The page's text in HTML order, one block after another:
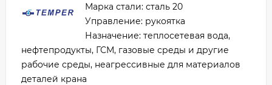
Марка стали: сталь 20
Управление: рукоятка
Назначение: теплосетевая вода,
нефтепродукты, ГСМ, газовые среды и другие
рабочие среды, неагрессивные для материалов
деталей крана